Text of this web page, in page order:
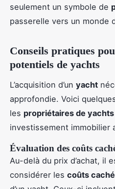
seulement un symbole de
passerelle vers un monde
Conseils pratiques
potentiels de yachts
L’acquisition d’un yacht
approfondie. Voici
les propriétaires de yachts
investissement immobilier
Évaluation des coûts
Au-delà du prix d’achat, il
considérer les coûts